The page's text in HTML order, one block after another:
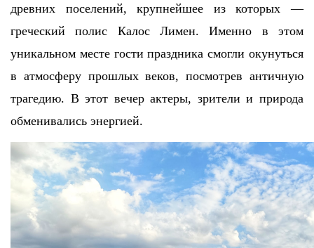
древних поселений, крупнейшее из которых —
греческий полис Калос Лимен. Именно в этом
уникальном месте гости праздника смогли окунуться
в атмосферу прошлых веков, посмотрев античную
трагедию. В этот вечер актеры, зрители и природа
обменивались энергией.